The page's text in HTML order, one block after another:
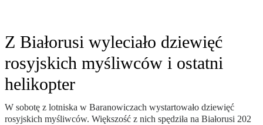
Z Białorusi wyleciało dziewięć
rosyjskich myśliwców i ostatni
helikopter
W sobotę z lotniska w Baranowiczach wystartowało dziewięć
rosyjskich myśliwców. Większość z nich spędziła na Białorusi 202